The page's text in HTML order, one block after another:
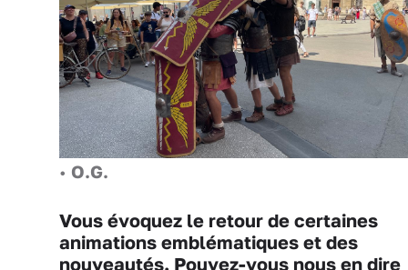
• O.G.
Vous évoquez le retour de certaines
animations emblématiques et des
nouveautés. Pouvez-vous nous en dire